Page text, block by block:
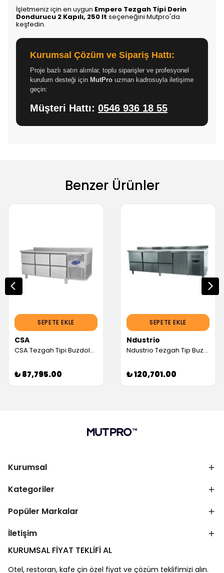
İşletmeniz için en uygun Empero Tezgah Tipi Derin
Dondurucu 2 Kapılı, 250 lt seçeneğini Mutpro'da
keşfedin.
Kurumsal Çözüm ve Sipariş Hattı:
Proje bazlı satın alımlar, toplu siparişler ve profesyonel
kurulum desteği için MutPro uzman kadrosuyla iletişime
geçin:
Müşteri Hattı: 0546 936 18 55
Benzer Ürünler
SEPETE EKLE
CSA
CSA Tezgah Tipi Buzdolabı, 6 Çekmeceli, 400 L (Servis Garantili)
₺ 87,795.00
SEPETE EKLE
Ndustrio
Ndustrio Tezgah Tip Buzdolabı, 6 Çekmeceli, 1 Kapılı (Servis Garantili)
₺ 120,701.00
Kurumsal
Kategoriler
Popüler Markalar
İletişim
KURUMSAL FİYAT TEKLİFİ AL
Otel, restoran, kafe çin özel fiyat ve çözüm teklifimizi alın.